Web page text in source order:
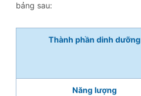
bảng sau:
Thành phần dinh dưỡng
Năng lượng